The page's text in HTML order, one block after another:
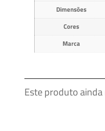
Dimensões
Cores
Marca
Este produto